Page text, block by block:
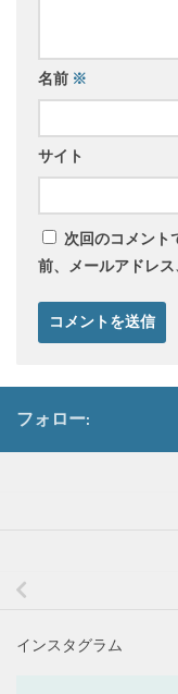
名前 ※
サイト
次回のコメント
前、メールアドレス
フォロー:
インスタグラム